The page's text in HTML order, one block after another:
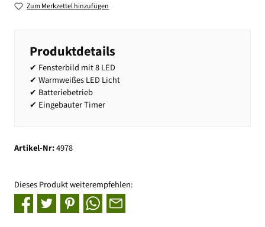
Zum Merkzettel hinzufügen
Produktdetails
✔ Fensterbild mit 8 LED
✔ Warmweißes LED Licht
✔ Batteriebetrieb
✔ Eingebauter Timer
Artikel-Nr:4978
Dieses Produkt weiterempfehlen: